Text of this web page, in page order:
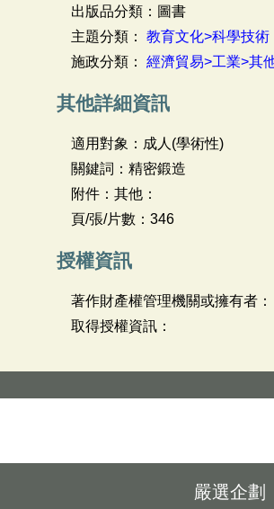
出版品分類：圖書
主題分類： 教育文化>科學技術
施政分類： 經濟貿易>工業>其
其他詳細資訊
適用對象：成人(學術性)
關鍵詞：精密鍛造
附件：其他：
頁/張/片數：346
授權資訊
著作財產權管理機關或擁有者：
取得授權資訊：
嚴選企劃